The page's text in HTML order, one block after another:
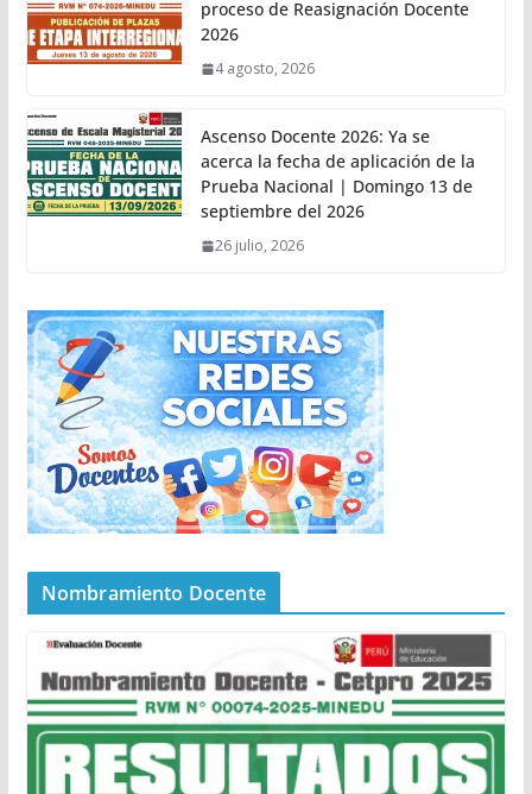
proceso de Reasignación Docente
2026
4 agosto, 2026
Ascenso Docente 2026: Ya se
acerca la fecha de aplicación de la
Prueba Nacional | Domingo 13 de
septiembre del 2026
26 julio, 2026
Nombramiento Docente